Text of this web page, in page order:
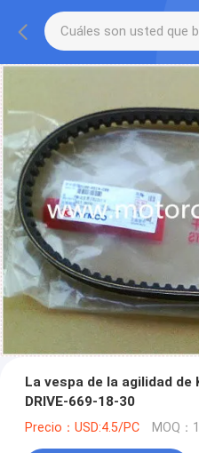
La vespa de la agilidad de
DRIVE-669-18-30
Precio：USD:4.5/PC MOQ：